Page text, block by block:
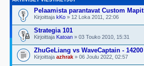
Pelaamista parantavat Custom Mapit
Kirjoittaja kKo » 12 Loka 2011, 22:06
Strategia 101
Kirjoittaja Katoan » 03 Touko 2010, 15:31
ZhuGeLiang vs WaveCaptain - 14200
Kirjoittaja azhrak » 06 Joulu 2022, 02:57